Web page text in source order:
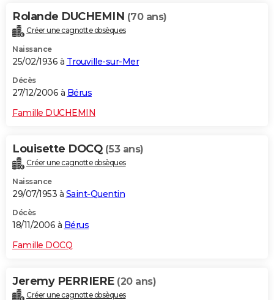
Rolande DUCHEMIN (70 ans)
Créer une cagnotte obsèques
Naissance
25/02/1936 à Trouville-sur-Mer
Décès
27/12/2006 à Bérus
Famille DUCHEMIN
Louisette DOCQ (53 ans)
Créer une cagnotte obsèques
Naissance
29/07/1953 à Saint-Quentin
Décès
18/11/2006 à Bérus
Famille DOCQ
Jeremy PERRIERE (20 ans)
Créer une cagnotte obsèques